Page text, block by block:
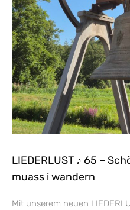
LIEDERLUST ♪ 65 –
muass i wandern
Mit unserem neuen